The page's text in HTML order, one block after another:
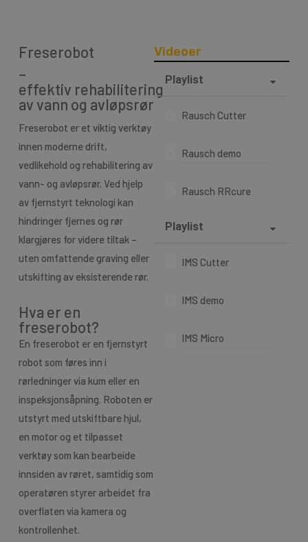
Freserobot
–
effektiv rehabilitering
av vann og avløpsrør
Freserobot er et viktig verktøy
innen moderne drift,
vedlikehold og rehabilitering av
vann- og avløpsrør. Ved hjelp
av fjernstyrt teknologi kan
hindringer fjernes og rør
klargjøres for videre tiltak –
uten omfattende graving eller
utskifting av eksisterende rør.
Hva er en
freserobot?
En freserobot er en fjernstyrt
robot som føres inn i
rørledninger via kum eller en
inspeksjonsåpning. Roboten er
utstyrt med utskiftbare hjul,
en motor og et tilpasset
verktøy som kan bearbeide
innsiden av røret, samtidig som
operatøren styrer arbeidet fra
overflaten via kamera og
kontrollenhet.
Videoer
Playlist
Rausch Cutter
Rausch demo
Rausch RRcure
Playlist
IMS Cutter
IMS demo
IMS Micro